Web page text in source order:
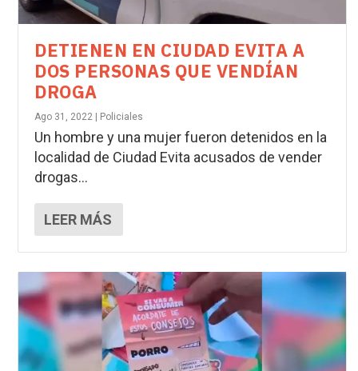
DETIENEN EN CIUDAD EVITA A
DOS PERSONAS QUE VENDÍAN
DROGA
Ago 31, 2022 | Policiales
Un hombre y una mujer fueron detenidos en la
localidad de Ciudad Evita acusados de vender
drogas...
LEER MÁS